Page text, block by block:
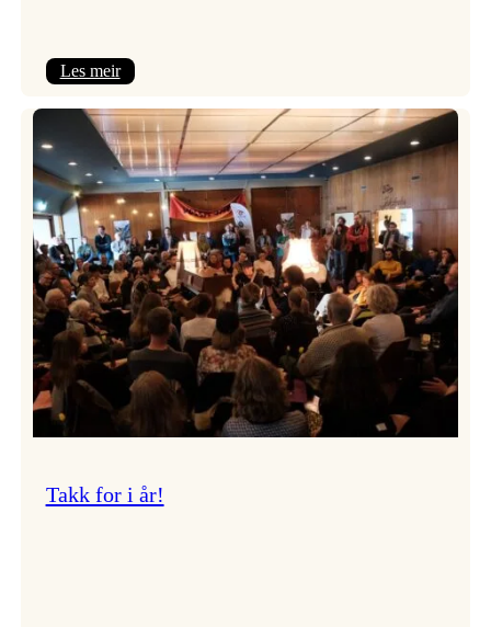
Les meir:
frå
Vossa
Jazz
om
endringar
i
administrasjonen
Takk for i år!